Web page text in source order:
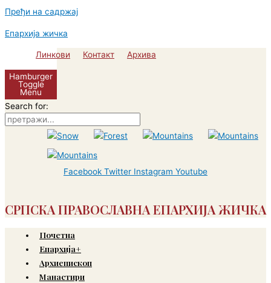
Пређи на садржај
Епархија жичка
Линкови Контакт Архива
Hamburger
Toggle
Menu
Search for:
Facebook Twitter Instagram Youtube
СРПСКА ПРАВОСЛАВНА ЕПАРХИЈА ЖИЧКА
Почетна
Епархија+
Архиепископ
Манастири